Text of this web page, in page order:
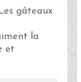
la
et